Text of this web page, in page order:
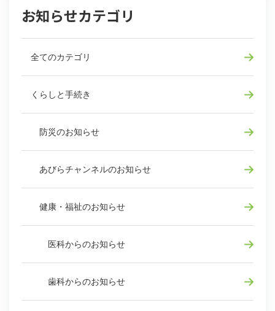
お知らせカテゴリ
全てのカテゴリ
くらしと手続き
防災のお知らせ
あびらチャンネルのお知らせ
健康・福祉のお知らせ
医科からのお知らせ
歯科からのお知らせ